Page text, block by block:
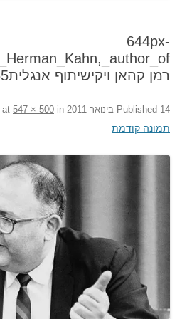
644px-
רמן קהאן ויקישיתוף אנגלית1965
Published 14 בינואר 2011 547 × 500 in
תמונה קודמת